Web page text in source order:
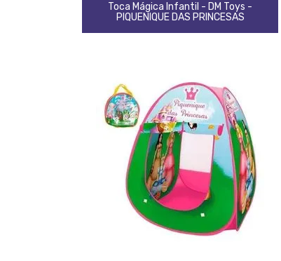
Toca Mágica Infantil - DM Toys -
PIQUENIQUE DAS PRINCESAS